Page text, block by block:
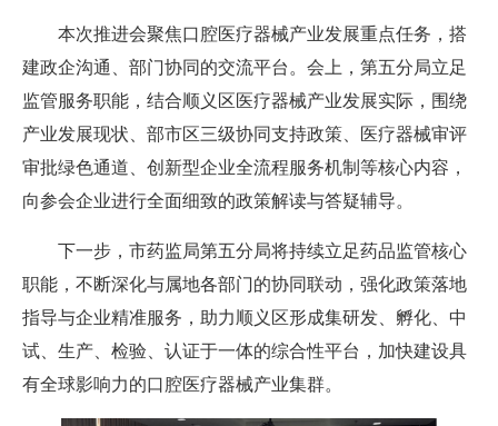
本次推进会聚焦口腔医疗器械产业发展重点任务，搭
建政企沟通、部门协同的交流平台。会上，第五分局立足
监管服务职能，结合顺义区医疗器械产业发展实际，围绕
产业发展现状、部市区三级协同支持政策、医疗器械审评
审批绿色通道、创新型企业全流程服务机制等核心内容，
向参会企业进行全面细致的政策解读与答疑辅导。
下一步，市药监局第五分局将持续立足药品监管核心
职能，不断深化与属地各部门的协同联动，强化政策落地
指导与企业精准服务，助力顺义区形成集研发、孵化、中
试、生产、检验、认证于一体的综合性平台，加快建设具
有全球影响力的口腔医疗器械产业集群。